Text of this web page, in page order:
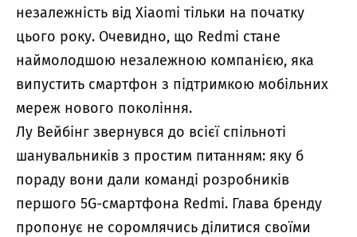
незалежність від Xiaomi тільки на початку
цього року. Очевидно, що Redmi стане
наймолодшою ​​незалежною компанією, яка
випустить смартфон з підтримкою мобільних
мереж нового покоління.
Лу Вейбінг звернувся до всієї спільноті
шанувальників з простим питанням: яку б
пораду вони дали команді розробників
першого 5G-смартфона Redmi. Глава бренду
пропонує не соромлячись ділитися своїми